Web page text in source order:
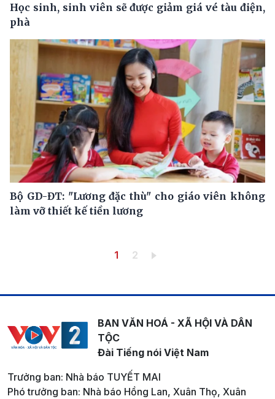
Học sinh, sinh viên sẽ được giảm giá vé tàu điện,
phà
Bộ GD-ĐT: "Lương đặc thù" cho giáo viên không
làm vỡ thiết kế tiền lương
Trang hiện thời
1 Trang
2
BAN VĂN HOÁ - XÃ HỘI VÀ DÂN
TỘC
Đài Tiếng nói Việt Nam
Trưởng ban: Nhà báo TUYẾT MAI
Phó trưởng ban: Nhà báo Hồng Lan, Xuân Thọ, Xuân